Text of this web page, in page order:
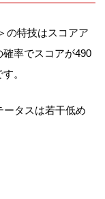
の特技はスコアア
率でスコアが490
。
ータスは若干低め